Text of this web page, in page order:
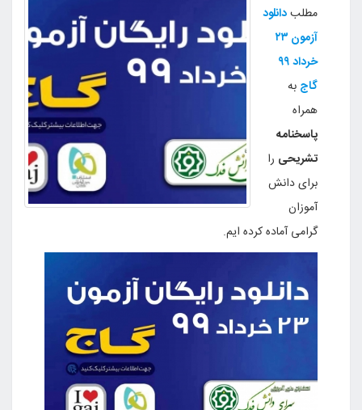
مطلبدانلود
آزمون ۲۳
خرداد ۹۹
گاج به
همراه
پاسخنامه
تشریحی را
برای دانش
آموزان
گرامی آماده کرده ایم.